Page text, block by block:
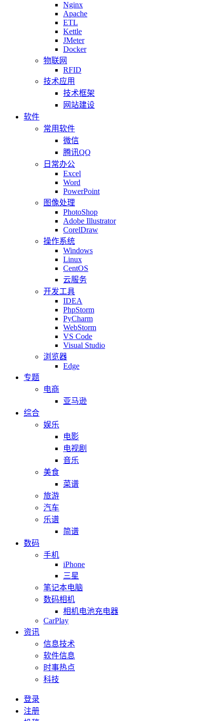
Nginx
Apache
ETL
Kettle
JMeter
Docker
物联网
RFID
技术应用
技术框架
网站建设
软件
常用软件
微信
腾讯QQ
日常办公
Excel
Word
PowerPoint
图像处理
PhotoShop
Adobe Illustrator
CorelDraw
操作系统
Windows
Linux
CentOS
云服务
开发工具
IDEA
PhpStorm
PyCharm
WebStorm
VS Code
Visual Studio
浏览器
Edge
专题
电商
亚马逊
综合
娱乐
电影
电视剧
音乐
美食
菜谱
旅游
汽车
乐谱
简谱
数码
手机
iPhone
三星
笔记本电脑
数码相机
相机电池充电器
CarPlay
资讯
信息技术
软件信息
时事热点
科技
登录
注册